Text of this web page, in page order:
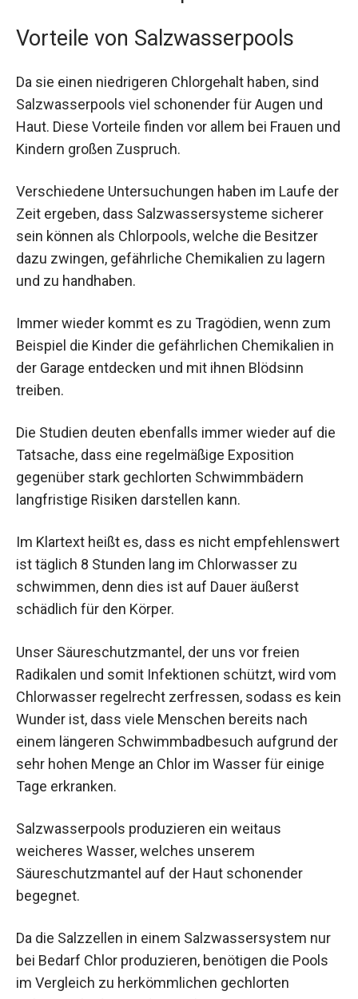
Vorteile von Salzwasserpools
Da sie einen niedrigeren Chlorgehalt haben, sind
Salzwasserpools viel schonender für Augen und
Haut. Diese Vorteile finden vor allem bei Frauen und
Kindern großen Zuspruch.
Verschiedene Untersuchungen haben im Laufe der
Zeit ergeben, dass Salzwassersysteme sicherer
sein können als Chlorpools, welche die Besitzer
dazu zwingen, gefährliche Chemikalien zu lagern
und zu handhaben.
Immer wieder kommt es zu Tragödien, wenn zum
Beispiel die Kinder die gefährlichen Chemikalien in
der Garage entdecken und mit ihnen Blödsinn
treiben.
Die Studien deuten ebenfalls immer wieder auf die
Tatsache, dass eine regelmäßige Exposition
gegenüber stark gechlorten Schwimmbädern
langfristige Risiken darstellen kann.
Im Klartext heißt es, dass es nicht empfehlenswert
ist täglich 8 Stunden lang im Chlorwasser zu
schwimmen, denn dies ist auf Dauer äußerst
schädlich für den Körper.
Unser Säureschutzmantel, der uns vor freien
Radikalen und somit Infektionen schützt, wird vom
Chlorwasser regelrecht zerfressen, sodass es kein
Wunder ist, dass viele Menschen bereits nach
einem längeren Schwimmbadbesuch aufgrund der
sehr hohen Menge an Chlor im Wasser für einige
Tage erkranken.
Salzwasserpools produzieren ein weitaus
weicheres Wasser, welches unserem
Säureschutzmantel auf der Haut schonender
begegnet.
Da die Salzzellen in einem Salzwassersystem nur
bei Bedarf Chlor produzieren, benötigen die Pools
im Vergleich zu herkömmlichen gechlorten